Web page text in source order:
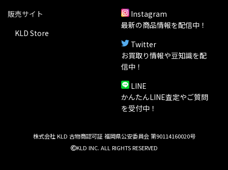
販売サイト
KLD Store
Instagram
最新の商品情報を配信中！
Twitter
お買取り情報や豆知識を配
信中！
LINE
かんたんLINE査定やご質問
を受付中！
株式会社 KLD 古物商認可証 福岡県公安委員会 第90114160020号
KLD INC. ALL RIGHTS RESERVED